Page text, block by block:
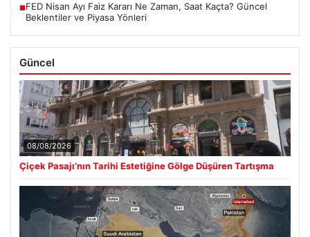
■FED Nisan Ayı Faiz Kararı Ne Zaman, Saat Kaçta? Güncel
Beklentiler ve Piyasa Yönleri
Güncel
08/08/2026
Çiçek Pasajı’nın Tarihi Estetiğine Gölge Düşüren Tartışma